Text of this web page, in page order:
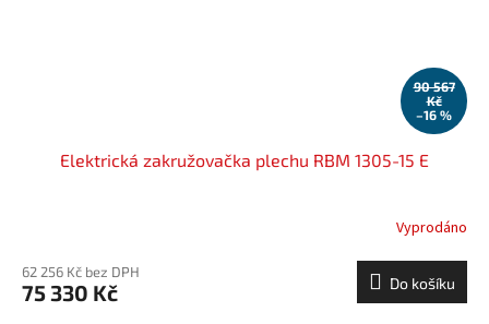
90 567
Kč
–16 %
Elektrická zakružovačka plechu RBM 1305-15 E
Vyprodáno
62 256 Kč bez DPH
75 330 Kč Do košíku